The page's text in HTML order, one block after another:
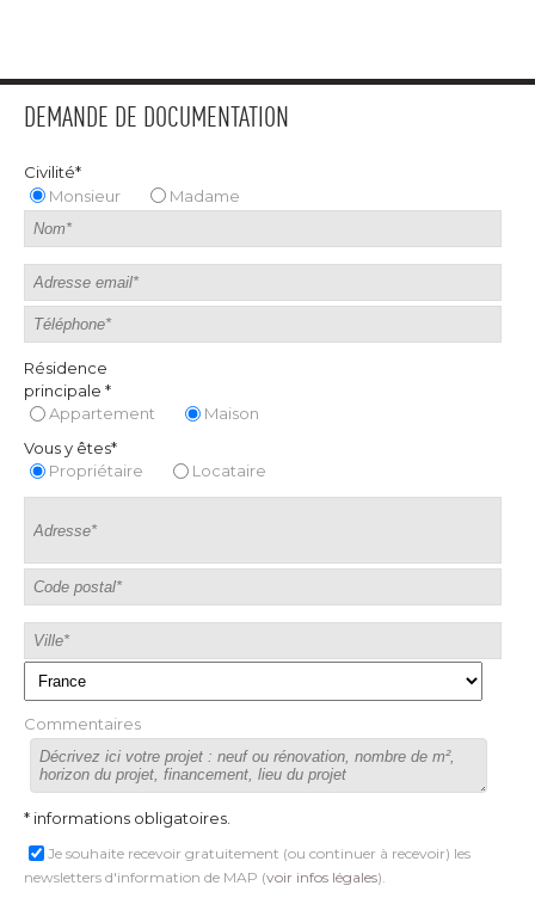
DEMANDE DE DOCUMENTATION
Civilité*
Monsieur
Madame
Résidence
principale *
Appartement
Maison
Vous y êtes*
Propriétaire
Locataire
Commentaires
* informations obligatoires.
Je souhaite recevoir gratuitement (ou continuer à recevoir) les
newsletters d'information de MAP (voir infos légales).